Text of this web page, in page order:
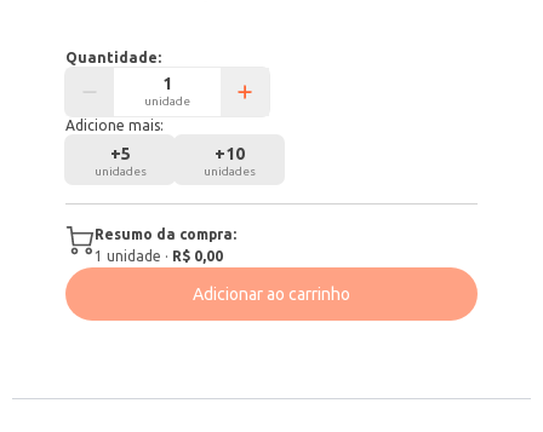
Quantidade:
unidade
Adicione mais:
+5
unidades
+10
unidades
Resumo da compra:
1 unidade · R$ 0,00
Adicionar ao carrinho